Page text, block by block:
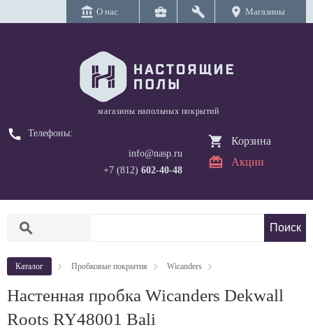
account_balance О нас business_center build location_on Магазины
магазины напольных покрытий
call
Телефоны:
info@nasp.ru
+7 (812) 602-40-48
Корзина
Акции
search
Каталог Пробковые покрытия Wicanders
Настенная пробка Wicanders Dekwall
Roots RY48001 Bali